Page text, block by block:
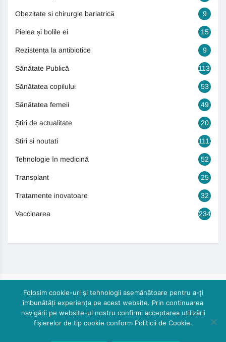
Obezitate si chirurgie bariatrică 9
Pielea și bolile ei 15
Rezistența la antibiotice 9
Sănătate Publică 1131
Sănătatea copilului 53
Sănătatea femeii 49
Știri de actualitate 20
Stiri si noutati 1113
Tehnologie în medicină 52
Transplant 25
Tratamente inovatoare 32
Vaccinarea 234
© 2024, Cautasanatate.ro by DoctorPR. All rights reserved
Folosim cookie-uri și tehnologii asemănătoare pentru a-ți
îmbunătăți experiența pe acest website. Prin continuarea
navigării pe website-ul nostru confirmi acceptarea utilizării
fișierelor de tip cookie conform Politicii de Cookie.